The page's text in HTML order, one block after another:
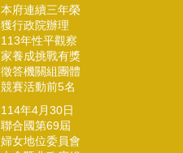
本府連續三年榮
獲行政院辦理
113年性平觀察
家養成挑戰有獎
徵答機關組團體
競賽活動前5名
114年4月30日
聯合國第69屆
婦女地位委員會